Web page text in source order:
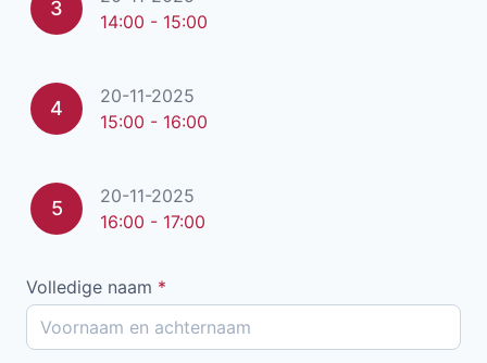
3
14:00 - 15:00
4
20-11-2025
15:00 - 16:00
5
20-11-2025
16:00 - 17:00
Volledige naam *